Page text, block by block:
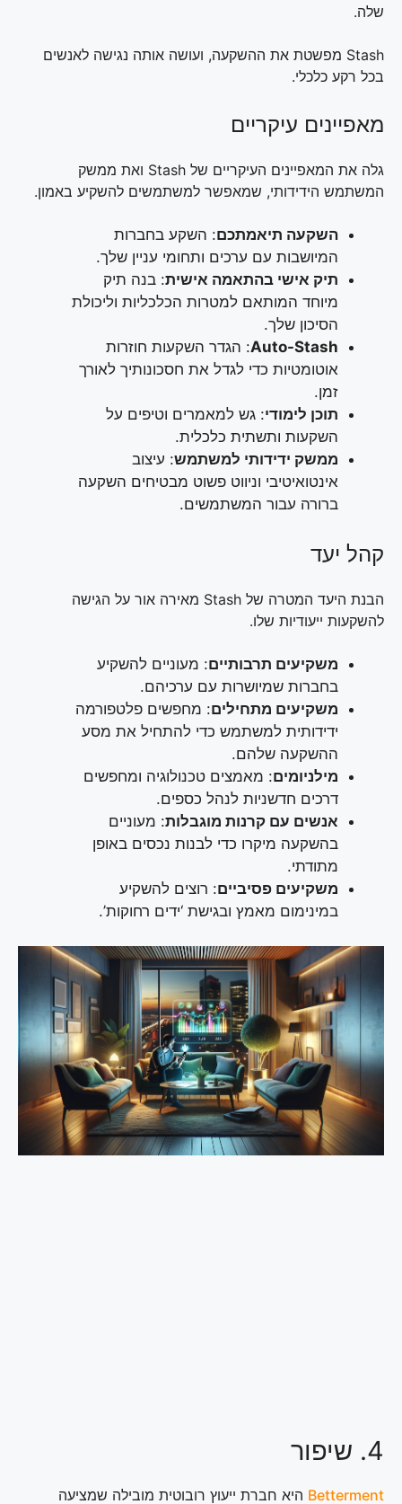
שלה.
Stash מפשטת את ההשקעה, ועושה אותה נגישה לאנשים
בכל רקע כלכלי.
מאפיינים עיקריים
גלה את המאפיינים העיקריים של Stash ואת ממשק
המשתמש הידידותי, שמאפשר למשתמשים להשקיע באמון.
השקעה תיאמתכם: השקע בחברות
המיושבות עם ערכים ותחומי עניין שלך.
תיק אישי בהתאמה אישית: בנה תיק
מיוחד המותאם למטרות הכלכליות וליכולת
הסיכון שלך.
Auto-Stash: הגדר השקעות חוזרות
אוטומטיות כדי לגדל את חסכונותיך לאורך
זמן.
תוכן לימודי: גש למאמרים וטיפים על
השקעות ותשתית כלכלית.
ממשק ידידותי למשתמש: עיצוב
אינטואיטיבי וניווט פשוט מבטיחים השקעה
ברורה עבור המשתמשים.
קהל יעד
הבנת היעד המטרה של Stash מאירה אור על הגישה
להשקעות ייעודיות שלו.
משקיעים תרבותיים: מעוניים להשקיע
בחברות שמיושרות עם ערכיהם.
משקיעים מתחילים: מחפשים פלטפורמה
ידידותית למשתמש כדי להתחיל את מסע
ההשקעה שלהם.
מילניומים: מאמצים טכנולוגיה ומחפשים
דרכים חדשניות לנהל כספים.
אנשים עם קרנות מוגבלות: מעוניים
בהשקעה מיקרו כדי לבנות נכסים באופן
מתודתי.
משקיעים פסיביים: רוצים להשקיע
במינימום מאמץ ובגישת ‘ידים רחוקות’.
4. שיפור
Betterment היא חברת ייעוץ רובוטית מובילה שמציעה